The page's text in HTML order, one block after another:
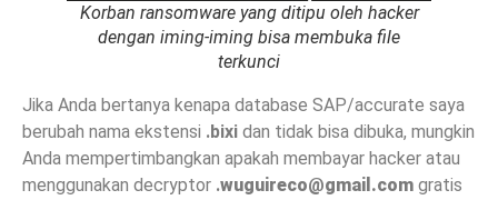
Korban ransomware yang ditipu oleh hacker
dengan iming-iming bisa membuka file
terkunci
Jika Anda bertanya kenapa database SAP/accurate saya
berubah nama ekstensi .bixi dan tidak bisa dibuka, mungkin
Anda mempertimbangkan apakah membayar hacker atau
menggunakan decryptor .wuguireco@gmail.com gratis